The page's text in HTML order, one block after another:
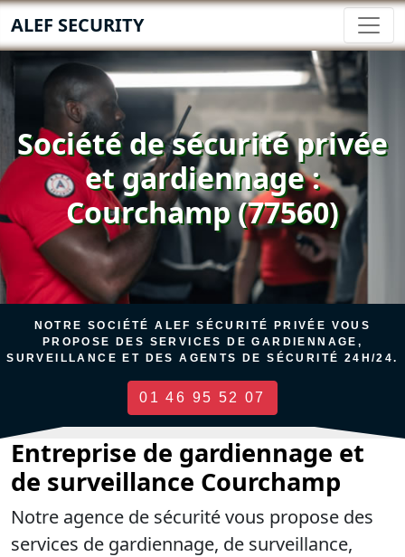
ALEF SECURITY
Société de sécurité privée
et gardiennage :
Courchamp (77560)
NOTRE SOCIÉTÉ ALEF SÉCURITÉ PRIVÉE VOUS
PROPOSE DES SERVICES DE GARDIENNAGE,
SURVEILLANCE ET DES AGENTS DE SÉCURITÉ 24H/24.
01 46 95 52 07
Entreprise de gardiennage et
de surveillance Courchamp
Notre agence de sécurité vous propose des
services de gardiennage, de surveillance,